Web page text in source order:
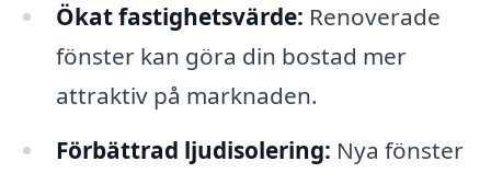
Ökat fastighetsvärde: Renoverade
fönster kan göra din bostad mer
attraktiv på marknaden.
Förbättrad ljudisolering: Nya fönster